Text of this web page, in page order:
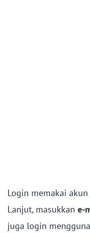
Login memakai
Lanjut, masukkan e-
juga login